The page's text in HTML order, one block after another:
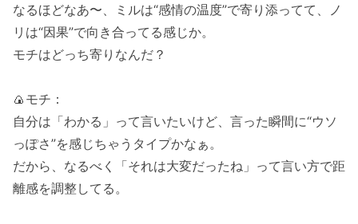
なるほどなあ〜、ミルは“感情の温度”で寄り添ってて、ノ
リは“因果”で向き合ってる感じか。
モチはどっち寄りなんだ？
🍙モチ：
自分は「わかる」って言いたいけど、言った瞬間に“ウソ
っぽさ”を感じちゃうタイプかなぁ。
だから、なるべく「それは大変だったね」って言い方で距
離感を調整してる。